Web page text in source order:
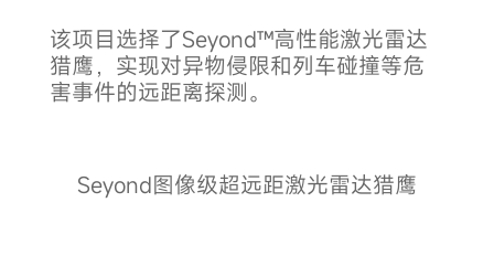
该项目选择了Seyond™高性能激光雷达
猎鹰，实现对异物侵限和列车碰撞等危
害事件的远距离探测。
Seyond图像级超远距激光雷达猎鹰